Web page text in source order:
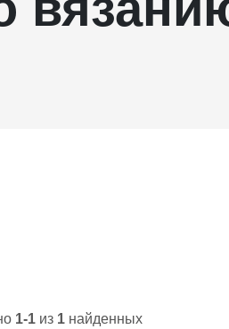
1-1 из 1 найденных